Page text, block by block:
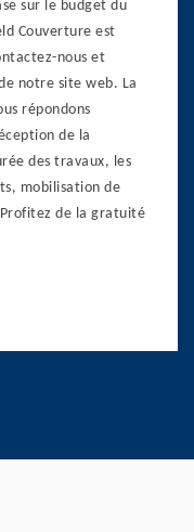
sur le budget du
Couverture est
nous et
notre site web. La
répondons
de la
des travaux, les
mobilisation de
de la gratuité